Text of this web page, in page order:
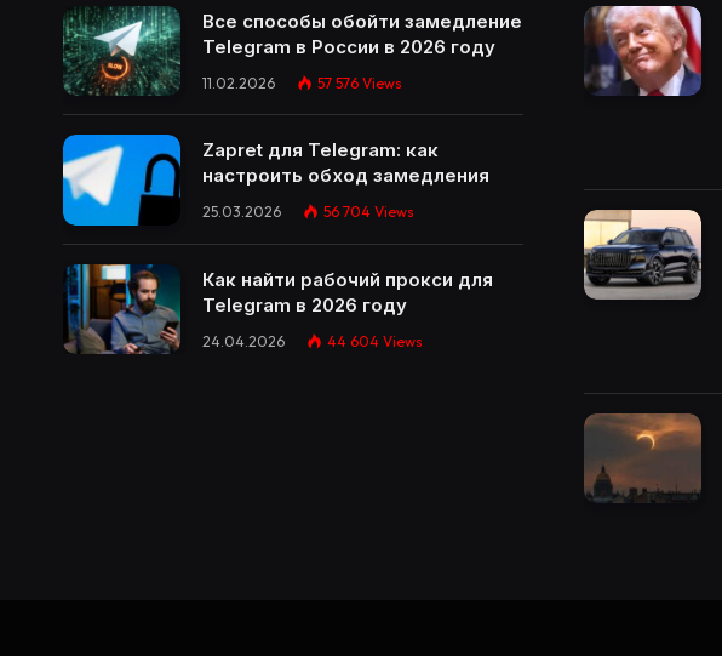
Все способы обойти замедление
Telegram в России в 2026 году
11.02.2026 57 576 Views
Zapret для Telegram: как
настроить обход замедления
25.03.2026 56 704 Views
Как найти рабочий прокси для
Telegram в 2026 году
24.04.2026 44 604 Views